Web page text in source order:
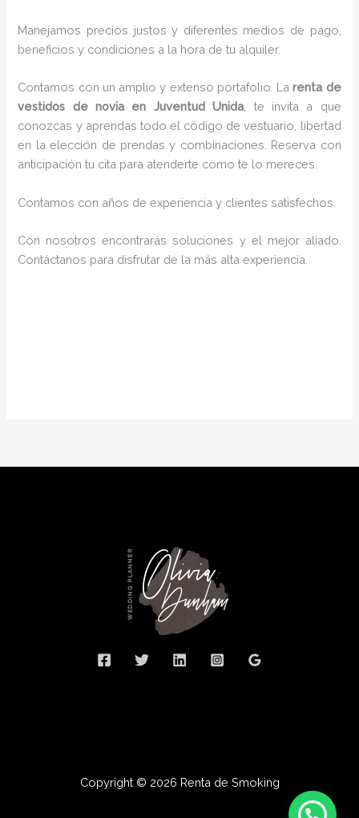
Manejamos precios justos y diferentes medios de pago,
beneficios y condiciones a la hora de tu alquiler.
Contamos con un amplio y extenso portafolio. Larenta de
vestidos de novia en Juventud Unida, te invita a que
conozcas y aprendas todo el código de vestuario, libertad
en la elección de prendas y combinaciones. Reserva con
anticipación tu cita para atenderte como te lo mereces.
Contamos con años de experiencia y clientes satisfechos.
Con nosotros encontrarás soluciones y el mejor aliado.
Contáctanos para disfrutar de la más alta experiencia.
Copyright © 2026 Renta de Smoking